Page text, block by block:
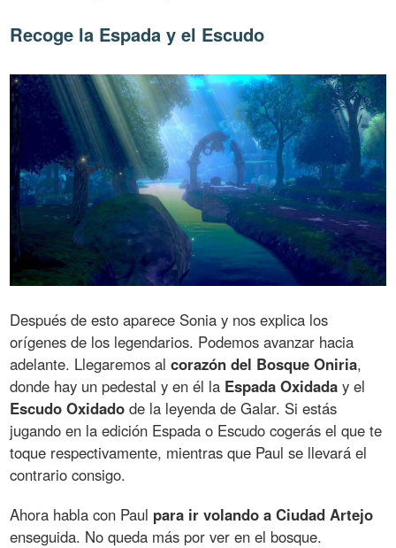
Recoge la Espada y el Escudo
Después de esto aparece Sonia y nos explica los
orígenes de los legendarios. Podemos avanzar hacia
adelante. Llegaremos alcorazón del Bosque Oniria,
donde hay un pedestal y en él la Espada Oxidada y el
Escudo Oxidado de la leyenda de Galar. Si estás
jugando en la edición Espada o Escudo cogerás el que te
toque respectivamente, mientras que Paul se llevará el
contrario consigo.
Ahora habla con Paul para ir volando a Ciudad Artejo
enseguida. No queda más por ver en el bosque.